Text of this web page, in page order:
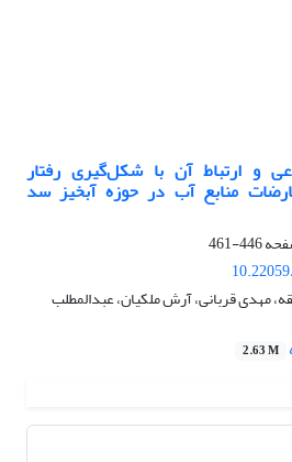
و ارتباط آن با شکل‌گیری رفتار
منابع آب در حوزه آبخیز سد
446-461
مهدی قربانی، آرش ملکیان، عبدالمطلب
2.63 M